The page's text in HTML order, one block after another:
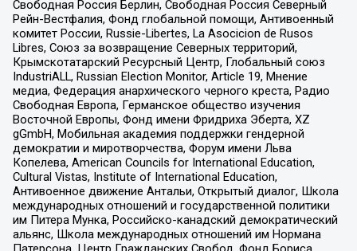
Свободная Россия Берлин, Свободная Россия Северный
Рейн-Вестфалия, Фонд глобальной помощи, Антивоенный
комитет России, Russie-Libertes, La Asocicion de Rusos
Libres, Союз за возвращение Северных территорий,
Крымскотатарский Ресурсный Центр, Глобальный союз
IndustriALL, Russian Election Monitor, Article 19, Мнение
медиа, Федерация анархического черного креста, Радио
Свободная Европа, Германское общество изучения
Восточной Европы, Фонд имени Фридриха Эберта, XZ
gGmbH, Мобильная академия поддержки гендерной
демократии и миротворчества, Форум имени Льва
Копелева, American Councils for International Education,
Cultural Vistas, Institute of International Education,
Антивоенное движение Антальи, Открытый диалог, Школа
международных отношений и государственной политики
им Питера Мунка, Российско-канадский демократический
альянс, Школа международных отношений им Нормана